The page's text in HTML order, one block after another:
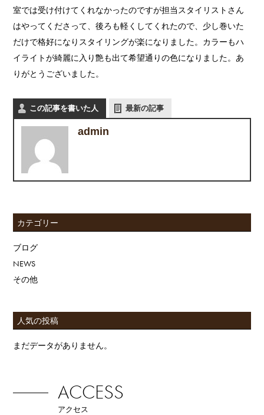
室では受け付けてくれなかったのですが担当スタイリストさん
はやってくださって、後ろも軽くしてくれたので、少し巻いた
だけで格好になりスタイリングが楽になりました。カラーもハ
イライトが綺麗に入り艶も出て希望通りの色になりました。あ
りがとうございました。
この記事を書いた人 最新の記事
admin
カテゴリー
ブログ
NEWS
その他
人気の投稿
まだデータがありません。
ACCESS
アクセス